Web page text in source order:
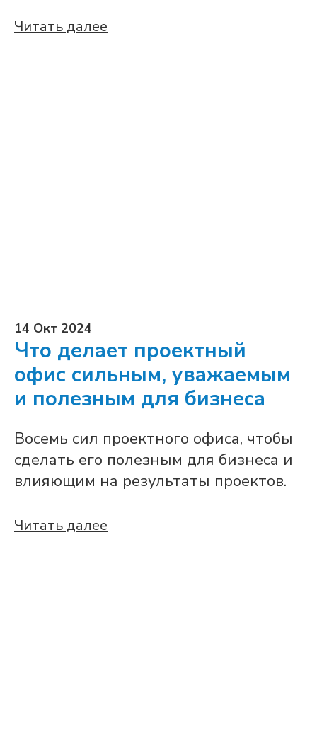
Читать далее
14 Окт 2024
Что делает проектный
офис сильным, уважаемым
и полезным для бизнеса
Восемь сил проектного офиса, чтобы
сделать его полезным для бизнеса и
влияющим на результаты проектов.
Читать далее